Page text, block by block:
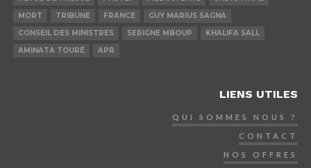
MORT
TRIBUNE FRANCE
GUY MARIUS SAGNA
CONSEIL DES MINISTRES
SERIGNE MBOUP
KHALIFA SALL
AMINATA TOURÉ
APR
LIENS UTILES
QUI SOMMES NOUS ?
CONTACT
NOS OFFRES